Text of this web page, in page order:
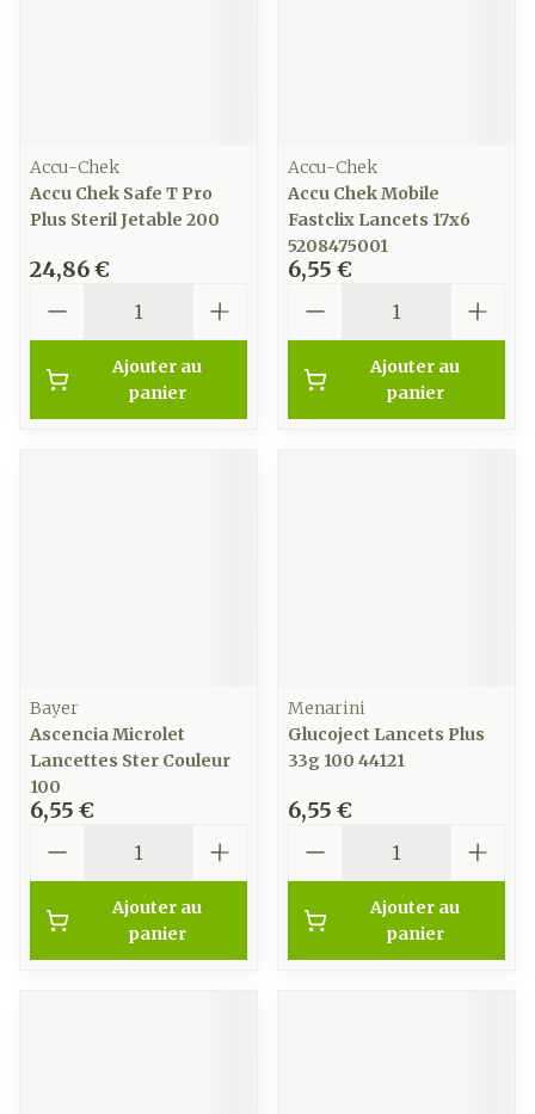
Accu-Chek
Accu Chek Safe T Pro
Plus Steril Jetable 200
24,86 €
Ajouter au
panier
Accu-Chek
Accu Chek Mobile
Fastclix Lancets 17x6
5208475001
6,55 €
Ajouter au
panier
Bayer
Ascencia Microlet
Lancettes Ster Couleur
100
6,55 €
Ajouter au
panier
Menarini
Glucoject Lancets Plus
33g 100 44121
6,55 €
Ajouter au
panier